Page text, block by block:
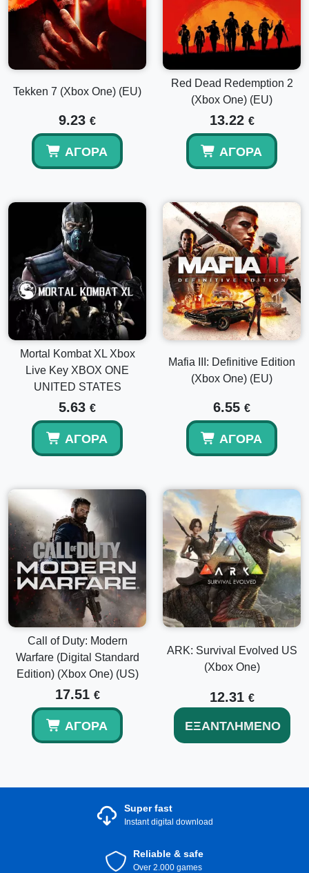
Tekken 7 (Xbox One) (EU)
9.23 €
ΑΓΟΡΆ
Red Dead Redemption 2
(Xbox One) (EU)
13.22 €
ΑΓΟΡΆ
Mortal Kombat XL Xbox
Live Key XBOX ONE
UNITED STATES
5.63 €
ΑΓΟΡΆ
Mafia III: Definitive Edition
(Xbox One) (EU)
6.55 €
ΑΓΟΡΆ
Call of Duty: Modern
Warfare (Digital Standard
Edition) (Xbox One) (US)
17.51 €
ΑΓΟΡΆ
ARK: Survival Evolved US
(Xbox One)
12.31 €
ΕΞΑΝΤΛΗΜΈΝΟ
Super fast
Instant digital download
Reliable & safe
Over 2.000 games